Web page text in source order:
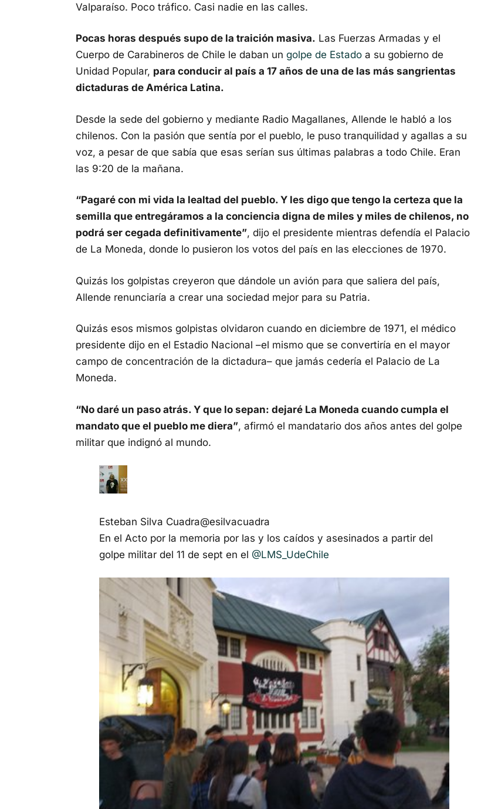
disminuir
el
volumen.
Valparaíso. Poco tráfico. Casi nadie en las calles.
Pocas horas después supo de la traición masiva. Las Fuerzas Armadas y el
Cuerpo de Carabineros de Chile le daban un golpe de Estado a su gobierno de
Unidad Popular, para conducir al país a 17 años de una de las más sangrientas
dictaduras de América Latina.
Desde la sede del gobierno y mediante Radio Magallanes, Allende le habló a los
chilenos. Con la pasión que sentía por el pueblo, le puso tranquilidad y agallas a su
voz, a pesar de que sabía que esas serían sus últimas palabras a todo Chile. Eran
las 9:20 de la mañana.
“Pagaré con mi vida la lealtad del pueblo. Y les digo que tengo la certeza que la
semilla que entregáramos a la conciencia digna de miles y miles de chilenos, no
podrá ser cegada definitivamente”, dijo el presidente mientras defendía el Palacio
de La Moneda, donde lo pusieron los votos del país en las elecciones de 1970.
Quizás los golpistas creyeron que dándole un avión para que saliera del país,
Allende renunciaría a crear una sociedad mejor para su Patria.
Quizás esos mismos golpistas olvidaron cuando en diciembre de 1971, el médico
presidente dijo en el Estadio Nacional –el mismo que se convertiría en el mayor
campo de concentración de la dictadura– que jamás cedería el Palacio de La
Moneda.
“No daré un paso atrás. Y que lo sepan: dejaré La Moneda cuando cumpla el
mandato que el pueblo me diera”, afirmó el mandatario dos años antes del golpe
militar que indignó al mundo.
Esteban Silva Cuadra@esilvacuadra
En el Acto por la memoria por las y los caídos y asesinados a partir del
golpe militar del 11 de sept en el @LMS_UdeChile